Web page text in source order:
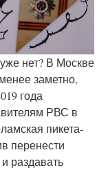
нет? В Москве
заметно,
года
РВС в
пикета-
перенести
раздавать